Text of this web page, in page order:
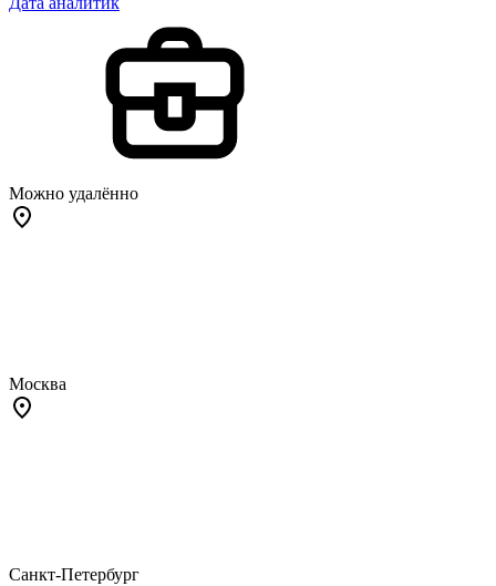
Можно удалённо
Москва
Санкт-Петербург